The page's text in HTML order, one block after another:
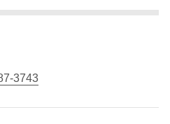
3743